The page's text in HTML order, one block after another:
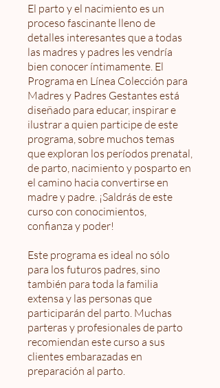
El parto y el nacimiento es un
proceso fascinante lleno de
detalles interesantes que a todas
las madres y padres les vendría
bien conocer íntimamente. El
Programa en Línea Colección para
Madres y Padres Gestantes está
diseñado para educar, inspirar e
ilustrar a quien participe de este
programa, sobre muchos temas
que exploran los períodos prenatal,
de parto, nacimiento y posparto en
el camino hacia convertirse en
madre y padre. ¡Saldrás de este
curso con conocimientos,
confianza y poder!
Este programa es ideal no sólo
para los futuros padres, sino
también para toda la familia
extensa y las personas que
participarán del parto. Muchas
parteras y profesionales de parto
recomiendan este curso a sus
clientes embarazadas en
preparación al parto.